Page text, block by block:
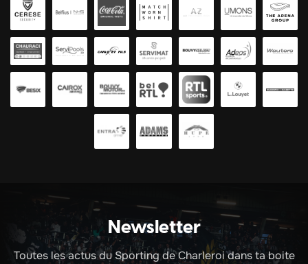
Newsletter
Toutes les actus du Sporting de Charleroi dans ta boite